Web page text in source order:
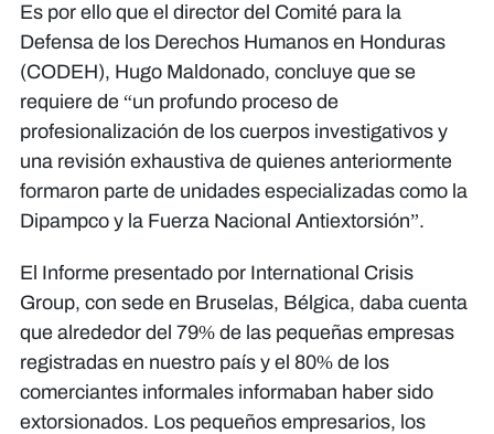
Es por ello que el director del Comité para la
Defensa de los Derechos Humanos en Honduras
(CODEH), Hugo Maldonado, concluye que se
requiere de “un profundo proceso de
profesionalización de los cuerpos investigativos y
una revisión exhaustiva de quienes anteriormente
formaron parte de unidades especializadas como la
Dipampco y la Fuerza Nacional Antiextorsión”.
El Informe presentado por International Crisis
Group, con sede en Bruselas, Bélgica, daba cuenta
que alrededor del 79% de las pequeñas empresas
registradas en nuestro país y el 80% de los
comerciantes informales informaban haber sido
extorsionados. Los pequeños empresarios, los